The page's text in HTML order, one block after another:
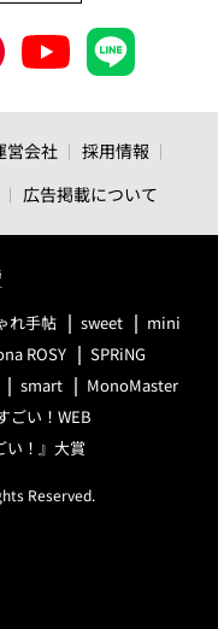
営会社
採用情報
広告掲載について
れ手帖 sweet
mini
ROSY
SPRiNG
smart
MonoMaster
ごい！WEB
い！』大賞
Reserved.